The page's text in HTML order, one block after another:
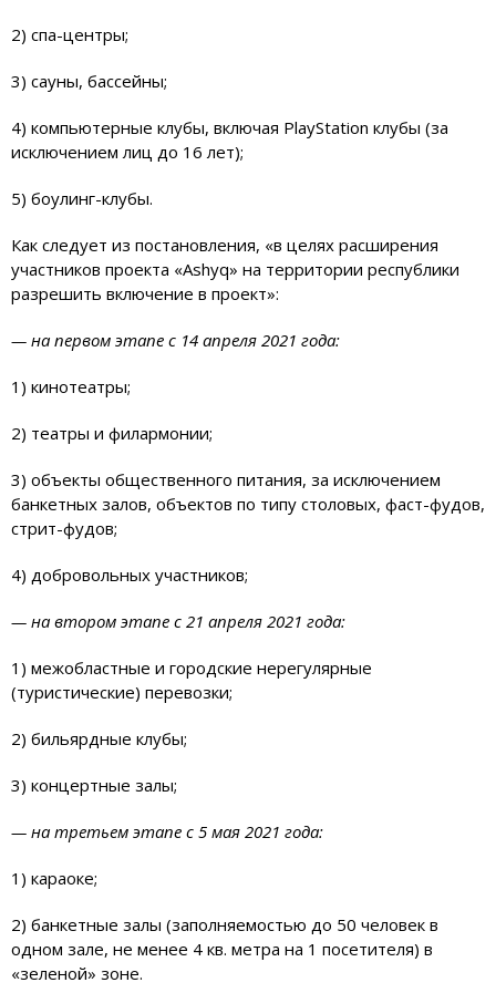
2) спа-центры;
3) сауны, бассейны;
4) компьютерные клубы, включая PlayStation клубы (за
исключением лиц до 16 лет);
5) боулинг-клубы.
Как следует из постановления, «в целях расширения
участников проекта «Ashyq» на территории республики
разрешить включение в проект»:
— на первом этапе с 14 апреля 2021 года:
1) кинотеатры;
2) театры и филармонии;
3) объекты общественного питания, за исключением
банкетных залов, объектов по типу столовых, фаст-фудов,
стрит-фудов;
4) добровольных участников;
— на втором этапе с 21 апреля 2021 года:
1) межобластные и городские нерегулярные
(туристические) перевозки;
2) бильярдные клубы;
3) концертные залы;
— на третьем этапе с 5 мая 2021 года:
1) караоке;
2) банкетные залы (заполняемостью до 50 человек в
одном зале, не менее 4 кв. метра на 1 посетителя) в
«зеленой» зоне.